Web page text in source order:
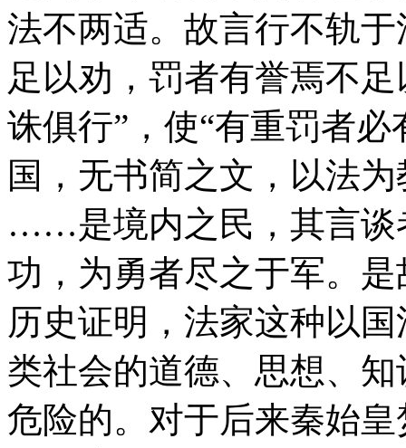
法不两适。故言行不轨
足以劝，罚者有誉焉不
诛俱行”，使“有重罚者
国，无书简之文，以法
……是境内之民，其言谈
功，为勇者尽之于军。
历史证明，法家这种以
类社会的道德、思想、
危险的。对于后来秦始